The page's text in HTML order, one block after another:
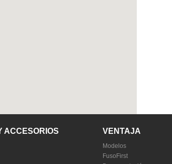
ACCESORIOS VENTAJA
Modelos
FusoFirst